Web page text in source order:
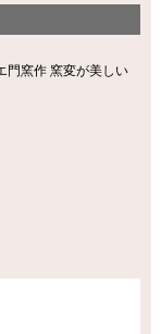
門窯作 窯変が美しい